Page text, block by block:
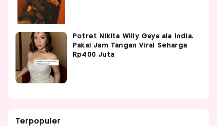
Potret Nikita Willy Gaya ala India,
Pakai Jam Tangan Viral Seharga
Rp400 Juta
Terpopuler